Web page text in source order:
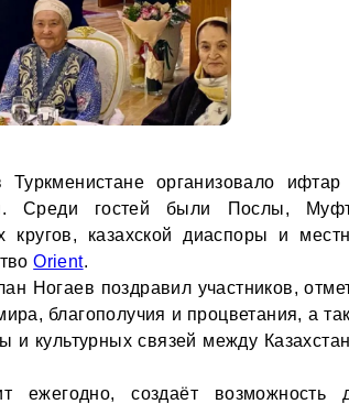
организовало
Среди гостей были Послы,
кругов, казахской диаспоры и
Orient.
Ногаев поздравил участников,
благополучия и процветания, а
и культурных связей между
ежегодно, создаёт возможность